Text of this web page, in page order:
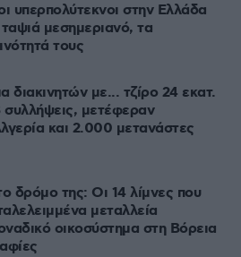
υπερπολύτεκνοι στην Ελλάδα
μεσημεριανό, τα
τους
με... τζίρο 24 εκατ.
μετέφεραν
και 2.000 μετανάστες
δρόμο της: Οι 14 λίμνες που
μεταλλεία
οικοσύστημα στη Βόρεια